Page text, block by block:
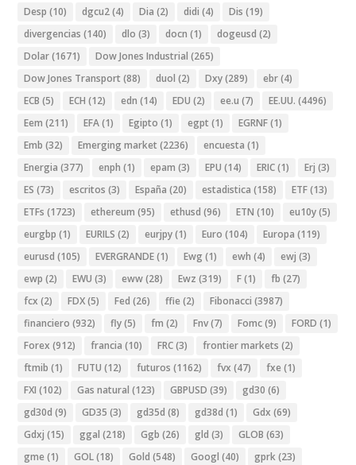
Desp (10) dgcu2(4) Dia (2) didi (4) Dis (19)
divergencias (140) dlo (3) docn (1) dogeusd (2)
Dolar(1671) Dow Jones Industrial (265)
Dow Jones Transport (88) duol (2) Dxy(289) ebr(4)
ECB (5) ECH (12) edn (14) EDU (2) ee.u (7) EE.UU. (4496)
Eem (211) EFA(1) Egipto (1) egpt (1) EGRNF(1)
Emb (32) Emerging market (2236) encuesta (1)
Energia (377) enph (1) epam (3) EPU (14) ERIC(1) Erj (3)
ES (73) escritos (3) España (20) estadistica (158) ETF(13)
ETFs (1723) ethereum (95) ethusd (96) ETN (10) eu10y(5)
eurgbp (1) EURILS (2) eurjpy(1) Euro (104) Europa (119)
eurusd (105) EVERGRANDE(1) Ewg (1) ewh (4) ewj (3)
ewp (2) EWU (3) eww(28) Ewz (319) F(1) fb (27)
fcx (2) FDX(5) Fed (26) ffie (2) Fibonacci (3987)
financiero (932) fly(5) fm (2) Fnv(7) Fomc(9) FORD (1)
Forex (912) francia (10) FRC(3) frontier markets (2)
ftmib (1) FUTU (12) futuros (1162) fvx (47) fxe (1)
FXI (102) Gas natural (123) GBPUSD (39) gd30 (6)
gd30d (9) GD35 (3) gd35d (8) gd38d (1) Gdx (69)
Gdxj (15) ggal (218) Ggb (26) gld (3) GLOB (63)
gme (1) GOL(18) Gold (548) Googl (40) gprk(23)